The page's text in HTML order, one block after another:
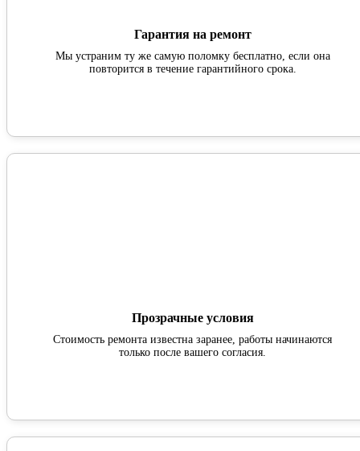
Гарантия на ремонт
Мы устраним ту же самую поломку бесплатно, если она
повторится в течение гарантийного срока.
Прозрачные условия
Стоимость ремонта известна заранее, работы начинаются
только после вашего согласия.